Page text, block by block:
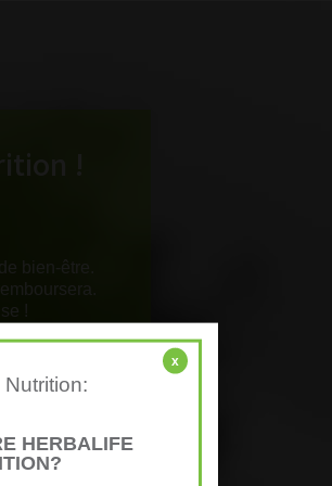
bien-être.
!
x
HERBALIFE